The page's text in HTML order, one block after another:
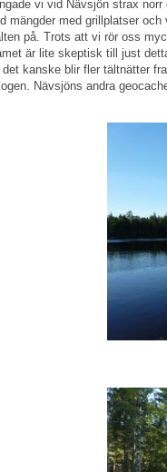
vi vid Nävsjön strax
mängder med grillplatser
på. Trots att vi rör oss
är lite skeptisk till just
kanske blir fler tältnätter
Nävsjöns andra